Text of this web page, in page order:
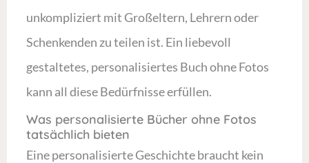
unkompliziert mit Großeltern, Lehrern oder
Schenkenden zu teilen ist. Ein liebevoll
gestaltetes, personalisiertes Buch ohne Fotos
kann all diese Bedürfnisse erfüllen.
Was personalisierte Bücher ohne Fotos
tatsächlich bieten
Eine personalisierte Geschichte braucht kein